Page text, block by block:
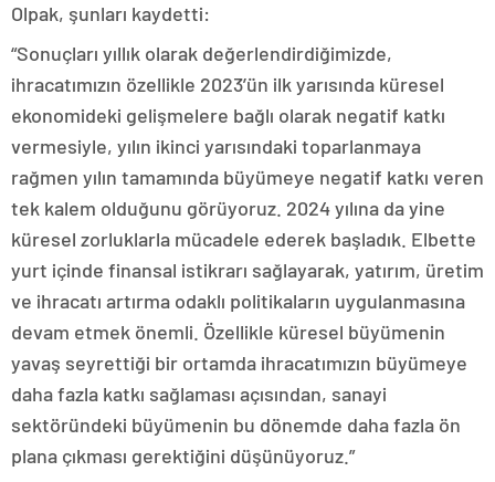
Olpak, şunları kaydetti:
“Sonuçları yıllık olarak değerlendirdiğimizde,
ihracatımızın özellikle 2023’ün ilk yarısında küresel
ekonomideki gelişmelere bağlı olarak negatif katkı
vermesiyle, yılın ikinci yarısındaki toparlanmaya
rağmen yılın tamamında büyümeye negatif katkı veren
tek kalem olduğunu görüyoruz. 2024 yılına da yine
küresel zorluklarla mücadele ederek başladık. Elbette
yurt içinde finansal istikrarı sağlayarak, yatırım, üretim
ve ihracatı artırma odaklı politikaların uygulanmasına
devam etmek önemli. Özellikle küresel büyümenin
yavaş seyrettiği bir ortamda ihracatımızın büyümeye
daha fazla katkı sağlaması açısından, sanayi
sektöründeki büyümenin bu dönemde daha fazla ön
plana çıkması gerektiğini düşünüyoruz.”